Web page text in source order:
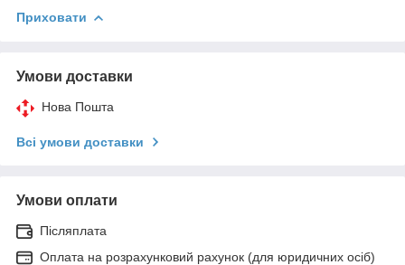
Приховати
Умови доставки
Нова Пошта
Всі умови доставки
Умови оплати
Післяплата
Оплата на розрахунковий рахунок (для юридичних осіб)